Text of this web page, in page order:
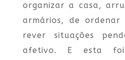
organizar a casa,
armários, de ordenar
rever situações
afetivo. E esta foi